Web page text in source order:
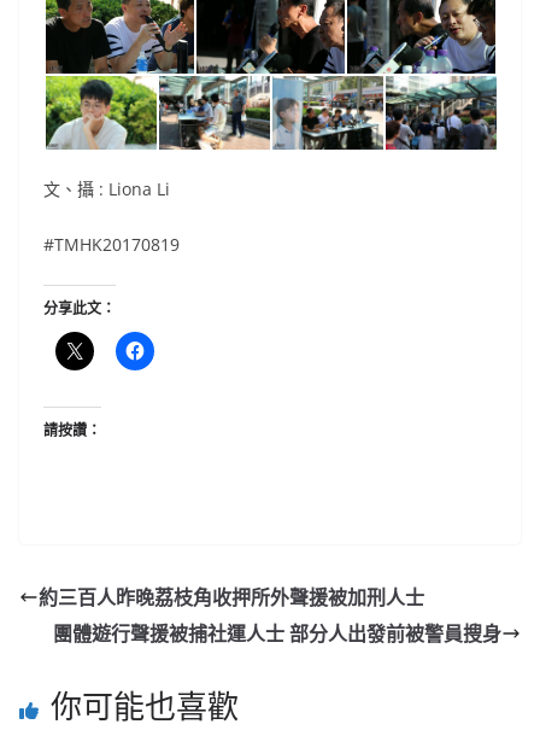
文、攝 : Liona Li
#TMHK20170819
分享此文：
請按讚：
約三百人昨晚荔枝角收押所外聲援被加刑人士
團體遊行聲援被捕社運人士 部分人出發前被警員搜身
你可能也喜歡